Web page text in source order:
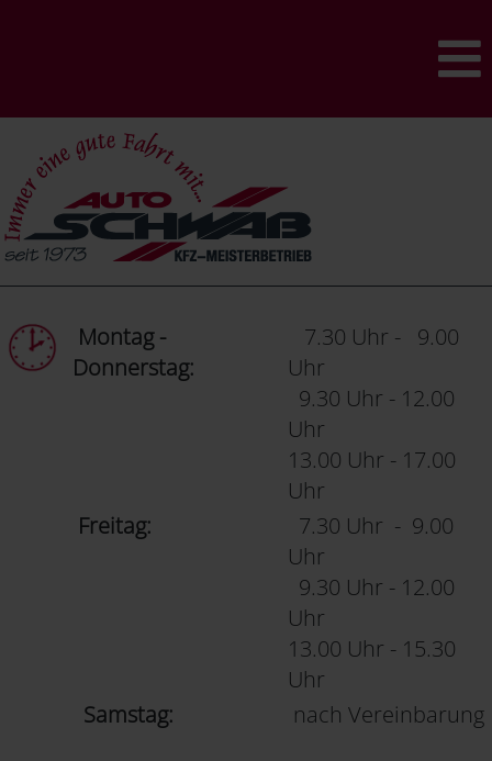
Montag -
Donnerstag:
7.30 Uhr - 9.00
Uhr
9.30 Uhr - 12.00
Uhr
13.00 Uhr - 17.00
Uhr
Freitag:
7.30 Uhr - 9.00
Uhr
9.30 Uhr - 12.00
Uhr
13.00 Uhr - 15.30
Uhr
Samstag:
nach Vereinbarung